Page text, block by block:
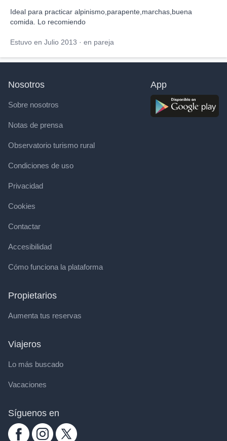
Ideal para practicar alpinismo,parapente,marchas,buena
comida. Lo recomiendo
Estuvo en Julio 2013 · en pareja
Nosotros
Sobre nosotros
Notas de prensa
Observatorio turismo rural
Condiciones de uso
Privacidad
Cookies
Contactar
Accesibilidad
Cómo funciona la plataforma
Propietarios
Aumenta tus reservas
Viajeros
Lo más buscado
Vacaciones
App
Síguenos en